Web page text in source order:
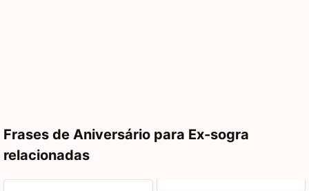
Frases de Aniversário para Ex-sogra
relacionadas